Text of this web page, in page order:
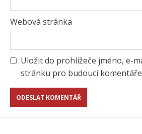
Webová stránka
Uložit do prohlížeče jméno, e-
stránku pro budoucí